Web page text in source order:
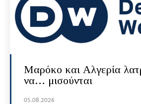
Μαρόκο και Αλγερία
να… μισούνται
05.08.2026